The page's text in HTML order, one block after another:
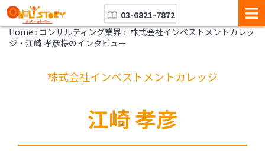
03-6821-7872
Home › コンサルティング業界 › 株式会社インベストメントカレッ
ジ・江崎 孝彦様のインタビュー
株式会社インベストメントカレッジ
江崎 孝彦